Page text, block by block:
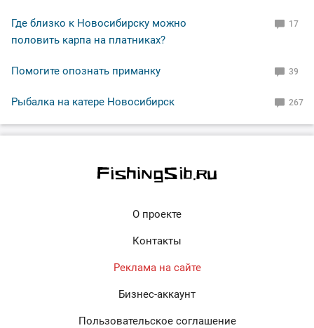
Где близко к Новосибирску можно
половить карпа на платниках?
17
Помогите опознать приманку 39
Рыбалка на катере Новосибирск 267
О проекте
Контакты
Реклама на сайте
Бизнес-аккаунт
Пользовательское соглашение